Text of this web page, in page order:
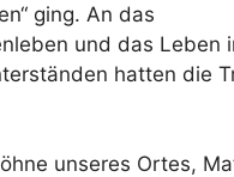
ging. An das
und das Leben
hatten die
unseres Ortes,